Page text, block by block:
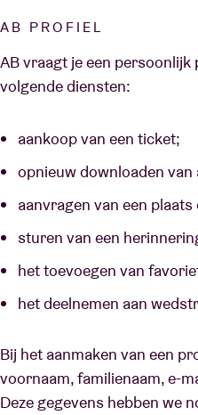
AB PROFIEL
AB vraagt je een
volgende diensten:
aankoop van een ticket;
opnieuw downloaden
aanvragen van een
sturen van een
het toevoegen van
het deelnemen aan
Bij het aanmaken van een
voornaam, familienaam, e-
Deze gegevens hebben we